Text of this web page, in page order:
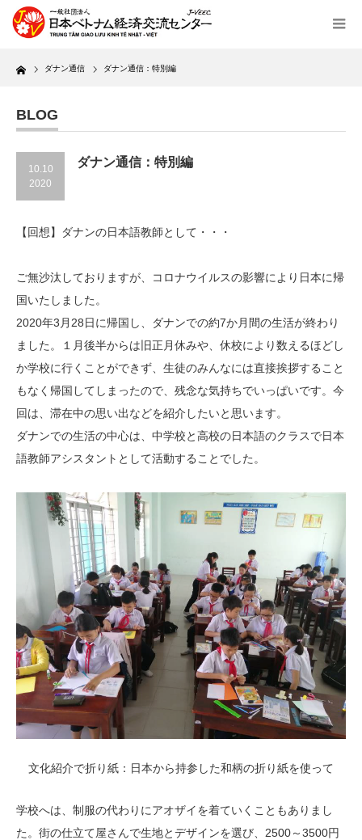
Home ダナン通信 ダナン通信：特別編
BLOG
10.10
2020
ダナン通信：特別編
【回想】ダナンの日本語教師として・・・
ご無沙汰しておりますが、コロナウイルスの影響により日本に帰
国いたしました。
2020年3月28日に帰国し、ダナンでの約7か月間の生活が終わり
ました。１月後半からは旧正月休みや、休校により数えるほどし
か学校に行くことができず、生徒のみんなには直接挨拶すること
もなく帰国してしまったので、残念な気持ちでいっぱいです。今
回は、滞在中の思い出などを紹介したいと思います。
ダナンでの生活の中心は、中学校と高校の日本語のクラスで日本
語教師アシスタントとして活動することでした。
文化紹介で折り紙：日本から持参した和柄の折り紙を使って
学校へは、制服の代わりにアオザイを着ていくこともありまし
た。街の仕立て屋さんで生地とデザインを選び、2500～3500円